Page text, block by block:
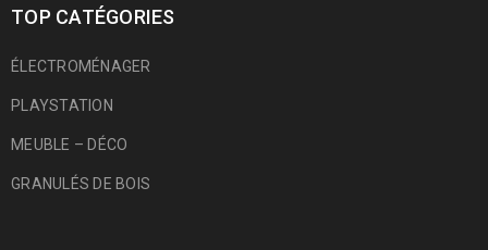
TOP CATÉGORIES
ÉLECTROMÉNAGER
PLAYSTATION
MEUBLE – DÉCO
GRANULÉS DE BOIS